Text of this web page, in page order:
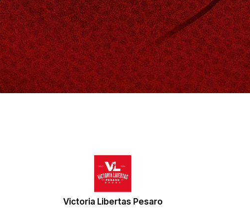
Victoria Libertas Pesaro